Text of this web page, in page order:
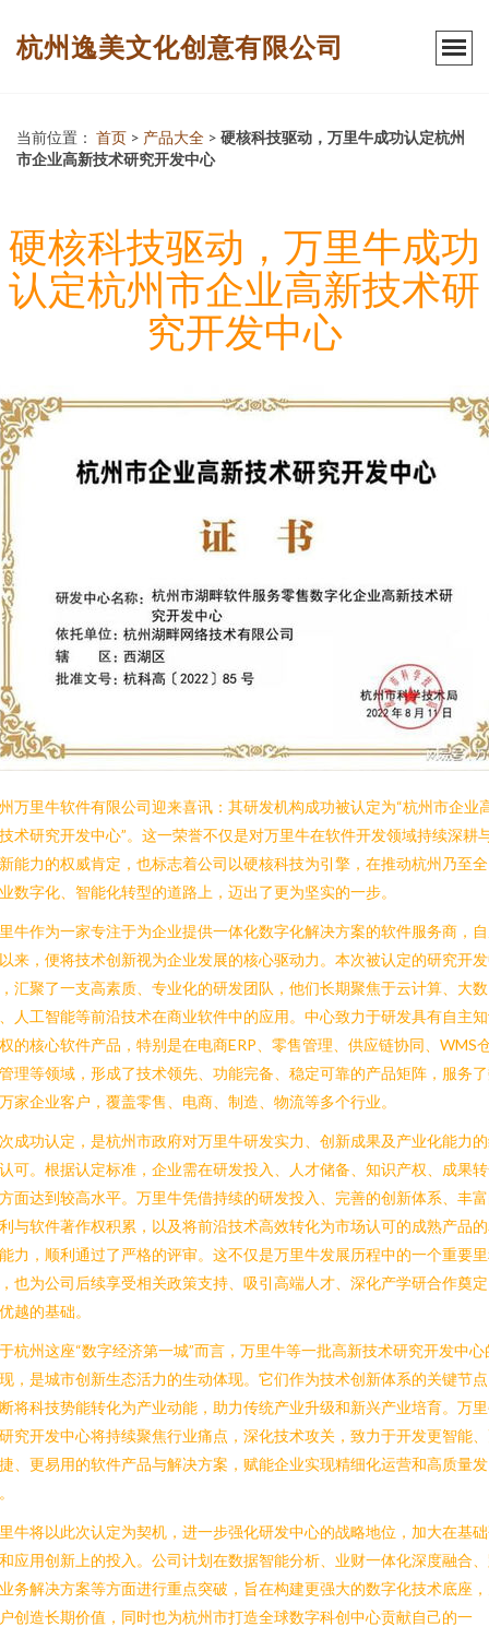
杭州逸美文化创意有限公司
当前位置： 首页 > 产品大全 > 硬核科技驱动，万里牛成功认定杭州
市企业高新技术研究开发中心
硬核科技驱动，万里牛成功
认定杭州市企业高新技术研
究开发中心
万里牛软件有限公司迎来喜讯：其研发机构成功被认定为“杭州市企业
术研究开发中心”。这一荣誉不仅是对万里牛在软件开发领域持续深耕
能力的权威肯定，也标志着公司以硬核科技为引擎，在推动杭州乃至
数字化、智能化转型的道路上，迈出了更为坚实的一步。
牛作为一家专注于为企业提供一体化数字化解决方案的软件服务商，
来，便将技术创新视为企业发展的核心驱动力。本次被认定的研究开
汇聚了一支高素质、专业化的研发团队，他们长期聚焦于云计算、大数
人工智能等前沿技术在商业软件中的应用。中心致力于研发具有自主
的核心软件产品，特别是在电商ERP、零售管理、供应链协同、WMS
理等领域，形成了技术领先、功能完备、稳定可靠的产品矩阵，服务
家企业客户，覆盖零售、电商、制造、物流等多个行业。
成功认定，是杭州市政府对万里牛研发实力、创新成果及产业化能力
可。根据认定标准，企业需在研发投入、人才储备、知识产权、成果
面达到较高水平。万里牛凭借持续的研发投入、完善的创新体系、丰
与软件著作权积累，以及将前沿技术高效转化为市场认可的成熟产品
力，顺利通过了严格的评审。这不仅是万里牛发展历程中的一个重要
也为公司后续享受相关政策支持、吸引高端人才、深化产学研合作奠
越的基础。
杭州这座“数字经济第一城”而言，万里牛等一批高新技术研究开发中心
，是城市创新生态活力的生动体现。它们作为技术创新体系的关键节
将科技势能转化为产业动能，助力传统产业升级和新兴产业培育。万
究开发中心将持续聚焦行业痛点，深化技术攻关，致力于开发更智能
、更易用的软件产品与解决方案，赋能企业实现精细化运营和高质量发
牛将以此次认定为契机，进一步强化研发中心的战略地位，加大在基
应用创新上的投入。公司计划在数据智能分析、业财一体化深度融合
务解决方案等方面进行重点突破，旨在构建更强大的数字化技术底座
创造长期价值，同时也为杭州市打造全球数字科创中心贡献自己的一